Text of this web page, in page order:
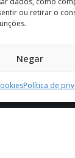
ou retirar o
Negar
Política de